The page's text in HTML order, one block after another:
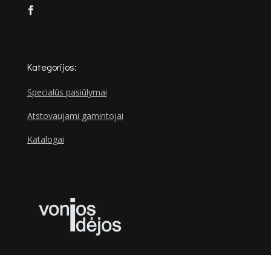
Kategorijos:
Specialūs pasiūlymai
Atstovaujami gamintojai
Katalogai